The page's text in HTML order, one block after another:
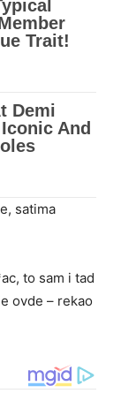
satima
to sam i tad
ovde – rekao